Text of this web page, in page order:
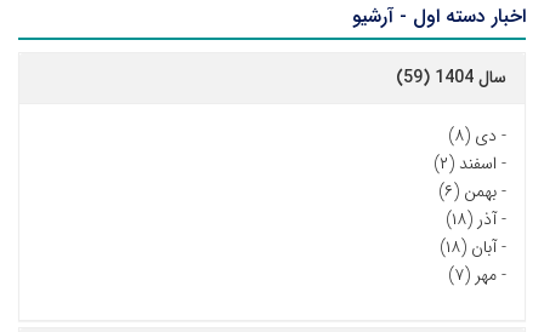
اخبار دسته اول - آرشیو
سال 1404 (59)
- دی (۸)
- اسفند (۲)
-بهمن (۶)
-آذر (۱۸)
-آبان (۱۸)
-مهر (۷)